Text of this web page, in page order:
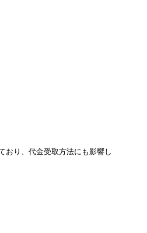
おり、代金受取方法にも影響し